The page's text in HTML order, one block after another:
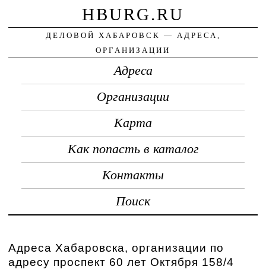
HBURG.RU
ДЕЛОВОЙ ХАБАРОВСК — АДРЕСА,
ОРГАНИЗАЦИИ
Адреса
Организации
Карта
Как попасть в каталог
Контакты
Поиск
Адреса Хабаровска, организации по
адресу проспект 60 лет Октября 158/4